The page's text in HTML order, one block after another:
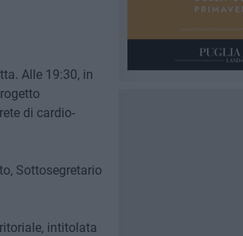
Alle 19:30, in
di cardio-
Sottosegretario
intitolata